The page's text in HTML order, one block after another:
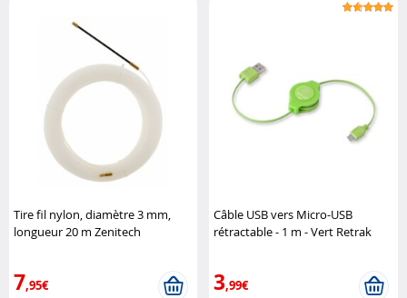
Tire fil nylon, diamètre 3 mm,
longueur 20 m Zenitech
7,95€
Câble USB vers Micro-USB
rétractable - 1 m - Vert Retrak
3,99€